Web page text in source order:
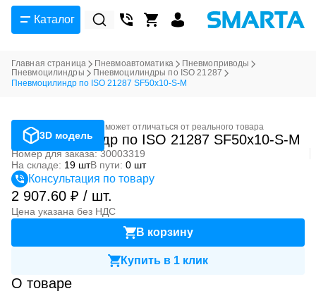
Каталог
Главная страница Пневмоавтоматика
Пневмоприводы
Пневмоцилиндры
Пневмоцилиндры по ISO 21287
Пневмоцилиндр по ISO 21287 SF50x10-S-M
3D модель
Фотография может отличаться от реального товара
Пневмоцилиндр по ISO 21287 SF50x10-S-M
Номер для заказа: 30003319
На складе: 19 штВ пути: 0 шт
Консультация по товару
2 907.60 ₽ / шт.
Цена указана без НДС
В корзину
Купить в 1 клик
О товаре